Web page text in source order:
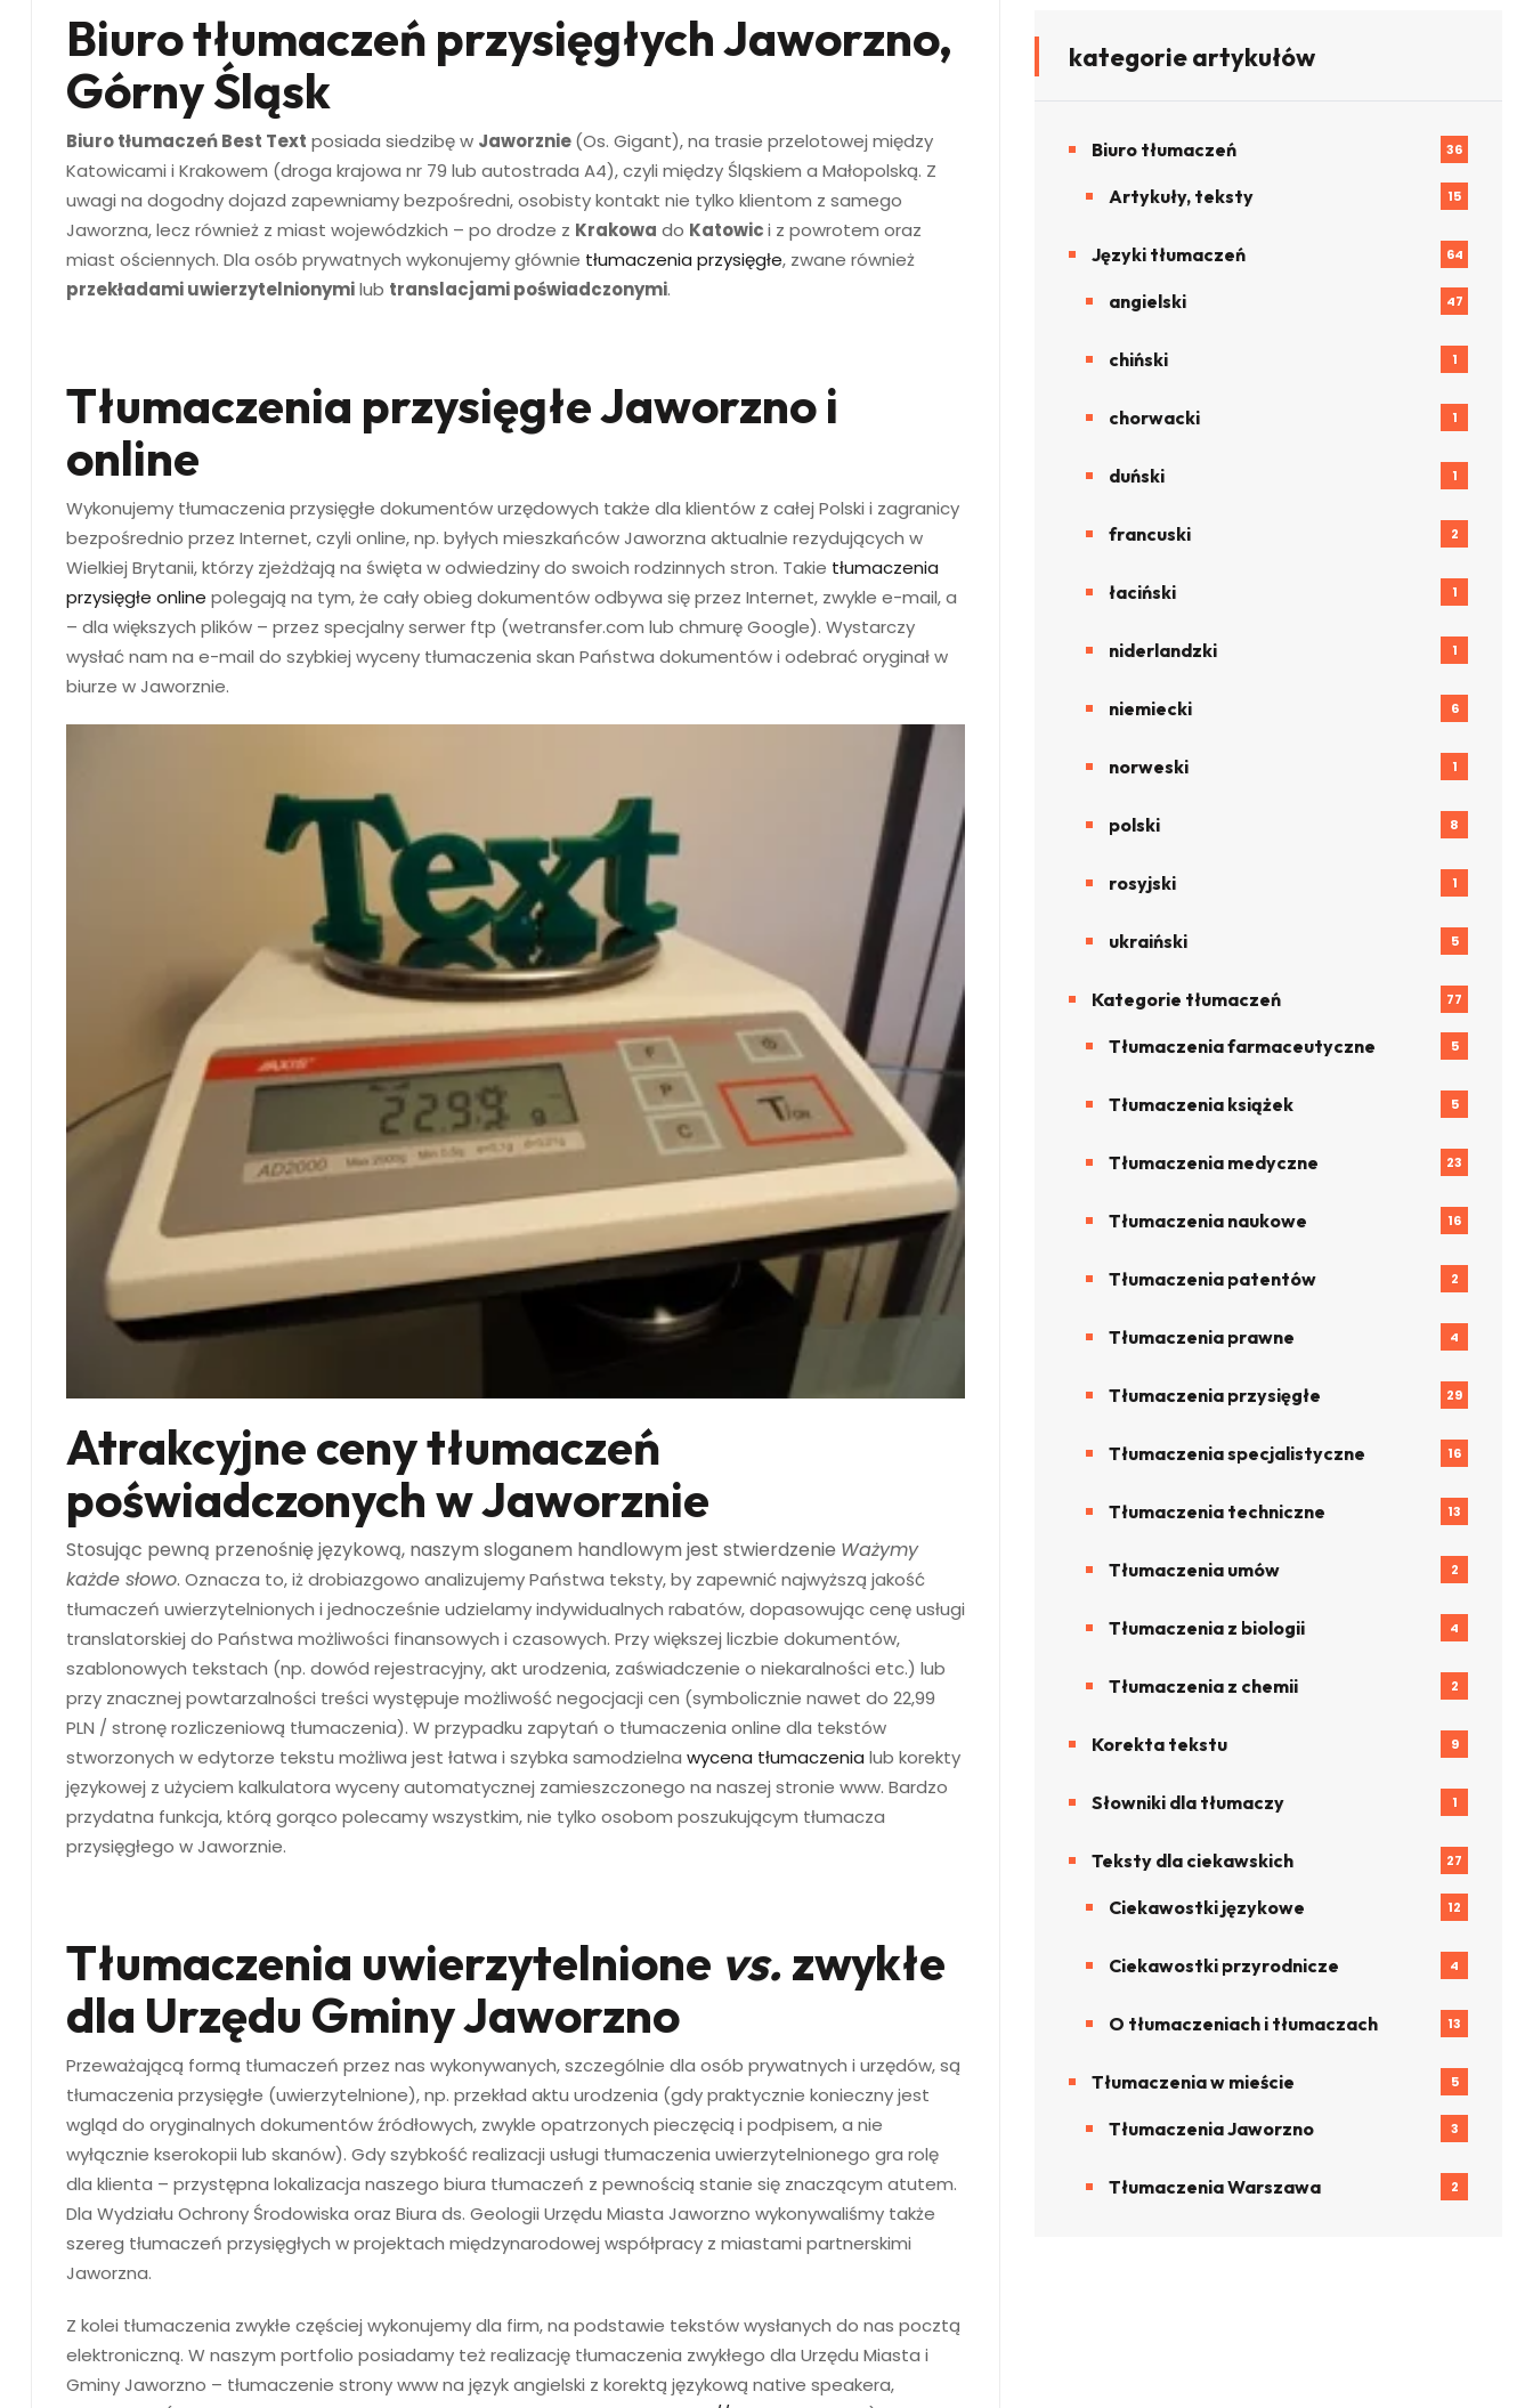
Biuro tłumaczeń przysięgłych Jaworzno,
Górny Śląsk
Biuro tłumaczeń Best Text posiada siedzibę w Jaworznie(Os. Gigant), na trasie przelotowej między
Katowicami i Krakowem (droga krajowa nr 79 lub autostrada A4), czyli między Śląskiem a Małopolską. Z
uwagi na dogodny dojazd zapewniamy bezpośredni, osobisty kontakt nie tylko klientom z samego
Jaworzna, lecz również z miast wojewódzkich – po drodze z Krakowa do Katowici z powrotem oraz
miast ościennych. Dla osób prywatnych wykonujemy głównie tłumaczenia przysięgłe, zwane również
przekładami uwierzytelnionymilub translacjami poświadczonymi.
Tłumaczenia przysięgłe Jaworzno i
online
Wykonujemy tłumaczenia przysięgłe dokumentów urzędowych także dla klientów z całej Polski i zagranicy
bezpośrednio przez Internet, czyli online, np. byłych mieszkańców Jaworzna aktualnie rezydujących w
Wielkiej Brytanii, którzy zjeżdżają na święta w odwiedziny do swoich rodzinnych stron. Takie tłumaczenia
przysięgłe online polegają na tym, że cały obieg dokumentów odbywa się przez Internet, zwykle e-mail, a
– dla większych plików – przez specjalny serwer ftp (wetransfer.com lub chmurę Google). Wystarczy
wysłać nam na e-mail do szybkiej wyceny tłumaczenia skan Państwa dokumentów i odebrać oryginał w
biurze w Jaworznie.
Atrakcyjne ceny tłumaczeń
poświadczonych w Jaworznie
Stosując pewną przenośnię językową, naszym sloganem handlowym jest stwierdzenie Ważymy
każde słowo. Oznacza to, iż drobiazgowo analizujemy Państwa teksty, by zapewnić najwyższą jakość
tłumaczeń uwierzytelnionych i jednocześnie udzielamy indywidualnych rabatów, dopasowując cenę usługi
translatorskiej do Państwa możliwości finansowych i czasowych. Przy większej liczbie dokumentów,
szablonowych tekstach (np. dowód rejestracyjny, akt urodzenia, zaświadczenie o niekaralności etc.) lub
przy znacznej powtarzalności treści występuje możliwość negocjacji cen (symbolicznie nawet do 22,99
PLN / stronę rozliczeniową tłumaczenia). W przypadku zapytań o tłumaczenia online dla tekstów
stworzonych w edytorze tekstu możliwa jest łatwa i szybka samodzielna wycena tłumaczenialub korekty
językowej z użyciem kalkulatora wyceny automatycznej zamieszczonego na naszej stronie www. Bardzo
przydatna funkcja, którą gorąco polecamy wszystkim, nie tylko osobom poszukującym tłumacza
przysięgłego w Jaworznie.
Tłumaczenia uwierzytelnione vs.zwykłe
dla Urzędu Gminy Jaworzno
Przeważającą formą tłumaczeń przez nas wykonywanych, szczególnie dla osób prywatnych i urzędów, są
tłumaczenia przysięgłe (uwierzytelnione), np. przekład aktu urodzenia (gdy praktycznie konieczny jest
wgląd do oryginalnych dokumentów źródłowych, zwykle opatrzonych pieczęcią i podpisem, a nie
wyłącznie kserokopii lub skanów). Gdy szybkość realizacji usługi tłumaczenia uwierzytelnionego gra rolę
dla klienta – przystępna lokalizacja naszego biura tłumaczeń z pewnością stanie się znaczącym atutem.
Dla Wydziału Ochrony Środowiska oraz Biura ds. Geologii Urzędu Miasta Jaworzno wykonywaliśmy także
szereg tłumaczeń przysięgłych w projektach międzynarodowej współpracy z miastami partnerskimi
Jaworzna.
Z kolei tłumaczenia zwykłe częściej wykonujemy dla firm, na podstawie tekstów wysłanych do nas pocztą
elektroniczną. W naszym portfolio posiadamy też realizację tłumaczenia zwykłego dla Urzędu Miasta i
Gminy Jaworzno – tłumaczenie strony www na język angielski z korektą językową native speakera,
kategorie artykułów
Biuro tłumaczeń 36
Artykuły, teksty 15
Języki tłumaczeń 64
angielski 47
chiński 1
chorwacki 1
duński 1
francuski 2
łaciński 1
niderlandzki 1
niemiecki 6
norweski 1
polski 8
rosyjski 1
ukraiński 5
Kategorie tłumaczeń 77
Tłumaczenia farmaceutyczne 5
Tłumaczenia książek 5
Tłumaczenia medyczne 23
Tłumaczenia naukowe 16
Tłumaczenia patentów 2
Tłumaczenia prawne 4
Tłumaczenia przysięgłe 29
Tłumaczenia specjalistyczne 16
Tłumaczenia techniczne 13
Tłumaczenia umów 2
Tłumaczenia z biologii 4
Tłumaczenia z chemii 2
Korekta tekstu 9
Słowniki dla tłumaczy 1
Teksty dla ciekawskich 27
Ciekawostki językowe 12
Ciekawostki przyrodnicze 4
O tłumaczeniach i tłumaczach 13
Tłumaczenia w mieście 5
Tłumaczenia Jaworzno 3
Tłumaczenia Warszawa 2